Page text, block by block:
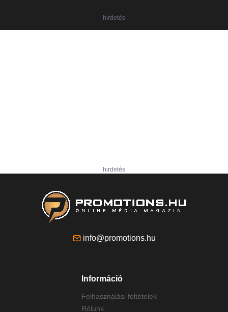
hirdetés
hirdetés
info@promotions.hu
Információ
Felhasználási feltételek
Rólunk